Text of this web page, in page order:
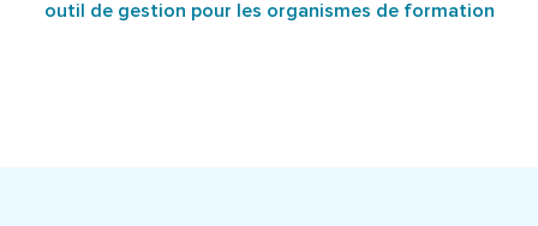
outil de gestion pour les organismes de formation